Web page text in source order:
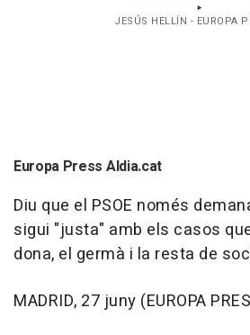
JESÚS HELLÍN - EUROPA
Europa Press Aldia.cat
Diu que el PSOE només
sigui "justa" amb els casos
dona, el germà i la resta de
MADRID, 27 juny (EUROPA